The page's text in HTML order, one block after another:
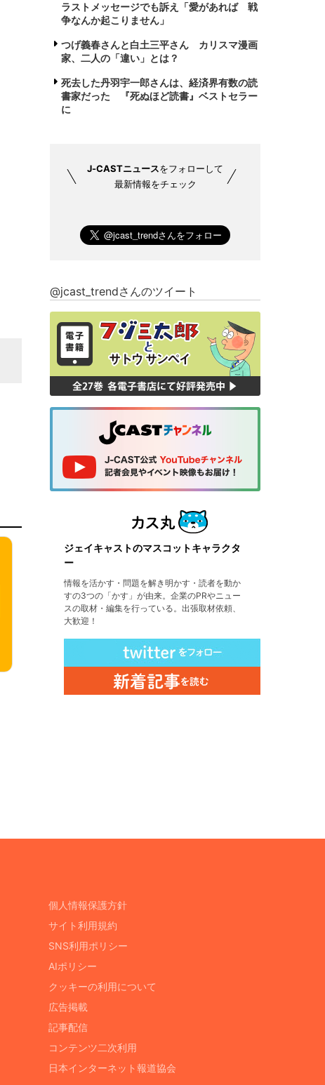
ラストメッセージでも訴え「愛があれば 戦
争なんか起こりません」
つげ義春さんと白土三平さん カリスマ漫画
家、二人の「違い」とは？
死去した丹羽宇一郎さんは、経済界有数の読
書家だった 『死ぬほど読書』ベストセラー
に
J-CASTニュースをフォローして
最新情報をチェック
@jcast_trendさんのツイート
ジェイキャストのマスコットキャラクタ
ー
情報を活かす・問題を解き明かす・読者を動か
すの3つの「かす」が由来。企業のPRやニュー
スの取材・編集を行っている。出張取材依頼、
大歓迎！
個人情報保護方針
サイト利用規約
SNS利用ポリシー
AIポリシー
クッキーの利用について
広告掲載
記事配信
コンテンツ二次利用
日本インターネット報道協会